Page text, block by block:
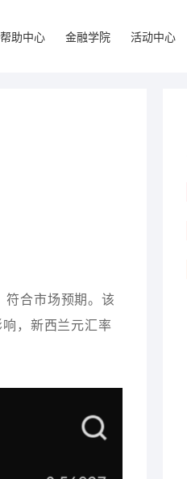
帮助中心 金融学院 活动中心
合市场预期。该
，新西兰元汇率